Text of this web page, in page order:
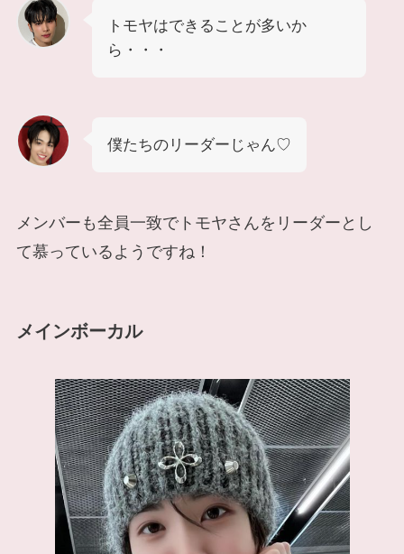
トモヤはできることが多いか
ら・・・
僕たちのリーダーじゃん♡
メンバーも全員一致でトモヤさんをリーダーとし
て慕っているようですね！
メインボーカル